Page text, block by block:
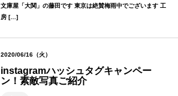
文庫屋「大関」の藤田です 東京は絶賛梅雨中でございます 工
房 […]
2020/06/16（火）
instagramハッシュタグキャンペー
ン！素敵写真ご紹介